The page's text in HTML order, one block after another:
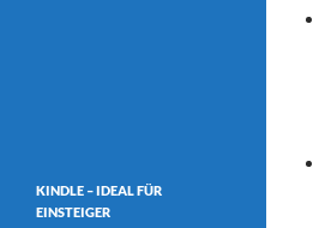
KINDLE – IDEAL FÜR
EINSTEIGER